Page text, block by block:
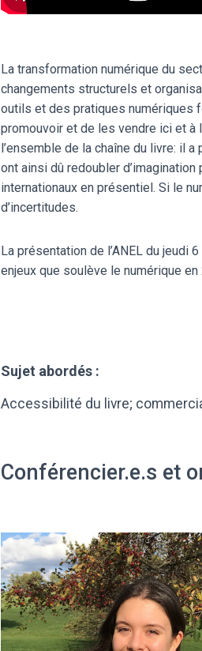
La transformation numérique du
changements structurels et
outils et des pratiques numériques
promouvoir et de les vendre ici et à
l’ensemble de la chaîne du livre: il
ont ainsi dû redoubler
internationaux en présentiel. Si le
d’incertitudes.
La présentation de l’ANEL du jeudi
enjeux que soulève le numérique en
Sujet abordés :
Accessibilité du livre;
Conférencier.e.s et